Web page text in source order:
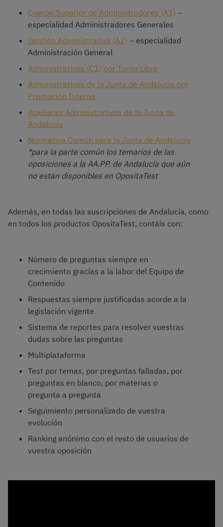
Cuerpo Superior de Administradores (A1) –
especialidad Administradores Generales
Gestión Administrativa (A2) – especialidad
Administración General
Administrativos (C1) por Turno Libre
Administrativos de la Junta de Andalucía por
Promoción Interna
Auxiliares Administrativos de la Junta de
Andalucía
Normativa Común para la Junta de Andalucía
*para la parte común los temarios de las
oposiciones a la AA.PP. de Andalucía que aún
no están disponibles en OpositaTest
Además, en todas las suscripciones de Andalucía, como
en todos los productos OpositaTest, contáis con:
Número de preguntas siempre en
crecimiento gracias a la labor del Equipo de
Contenido
Respuestas siempre justificadas acorde a la
legislación vigente
Sistema de reportes para resolver vuestras
dudas sobre las preguntas
Multiplataforma
Test por temas, por preguntas falladas, por
preguntas en blanco, por materias o
pregunta a pregunta
Seguimiento personalizado de vuestra
evolución
Ranking anónimo con el resto de usuarios de
vuestra oposición